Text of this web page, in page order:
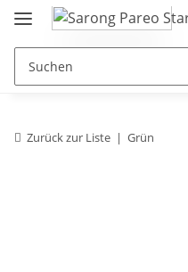
Zurück zur Liste Grün